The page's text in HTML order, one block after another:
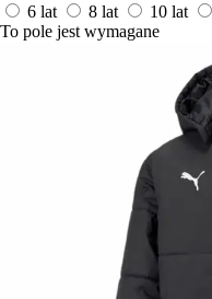
6 lat
8 lat 10 lat
To pole jest wymagane